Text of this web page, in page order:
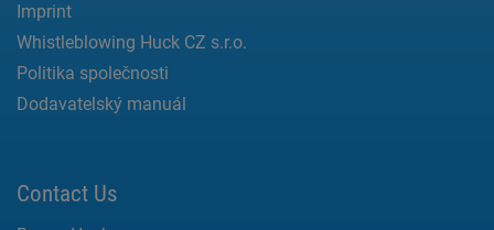
Imprint
Whistleblowing Huck CZ s.r.o.
Politika společnosti
Dodavatelský manuál
Contact Us